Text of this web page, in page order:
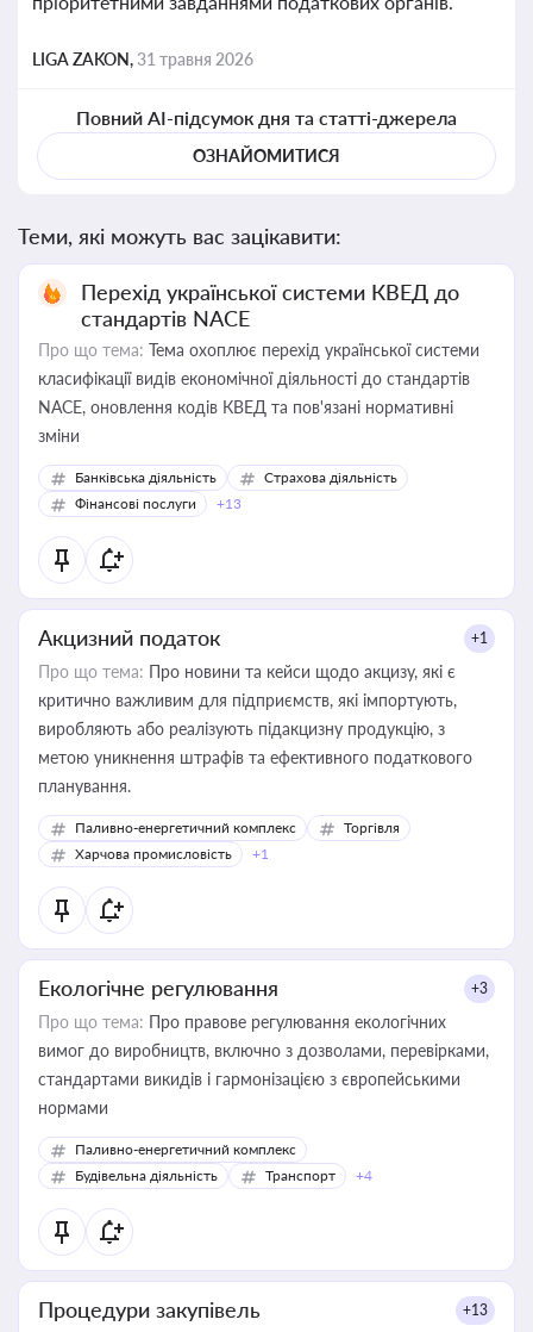
LIGA ZAKON,31 травня 2026
Повний AI-підсумок дня та статті-джерела
ОЗНАЙОМИТИСЯ
Теми, які можуть вас зацікавити:
Перехід української системи КВЕД до
стандартів NACE
Про що тема: Тема охоплює перехід української системи
класифікації видів економічної діяльності до стандартів
NACE, оновлення кодів КВЕД та пов'язані нормативні
зміни
Банківська діяльність
Страхова діяльність
Фінансові послуги
+13
Акцизний податок +1
Про що тема: Про новини та кейси щодо акцизу, які є
критично важливим для підприємств, які імпортують,
виробляють або реалізують підакцизну продукцію, з
метою уникнення штрафів та ефективного податкового
планування.
Паливно-енергетичний комплекс
Торгівля
Харчова промисловість
+1
Екологічне регулювання +3
Про що тема: Про правове регулювання екологічних
вимог до виробництв, включно з дозволами, перевірками,
стандартами викидів і гармонізацією з європейськими
нормами
Паливно-енергетичний комплекс
Будівельна діяльність
Транспорт +4
Процедури закупівель +13